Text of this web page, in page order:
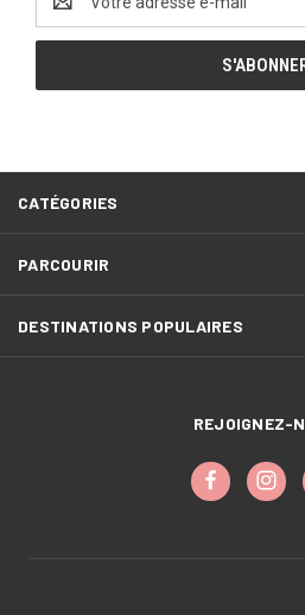
mail
CATÉGORIES
PARCOURIR
DESTINATIONS POPULAIRES
REJOIGNEZ-